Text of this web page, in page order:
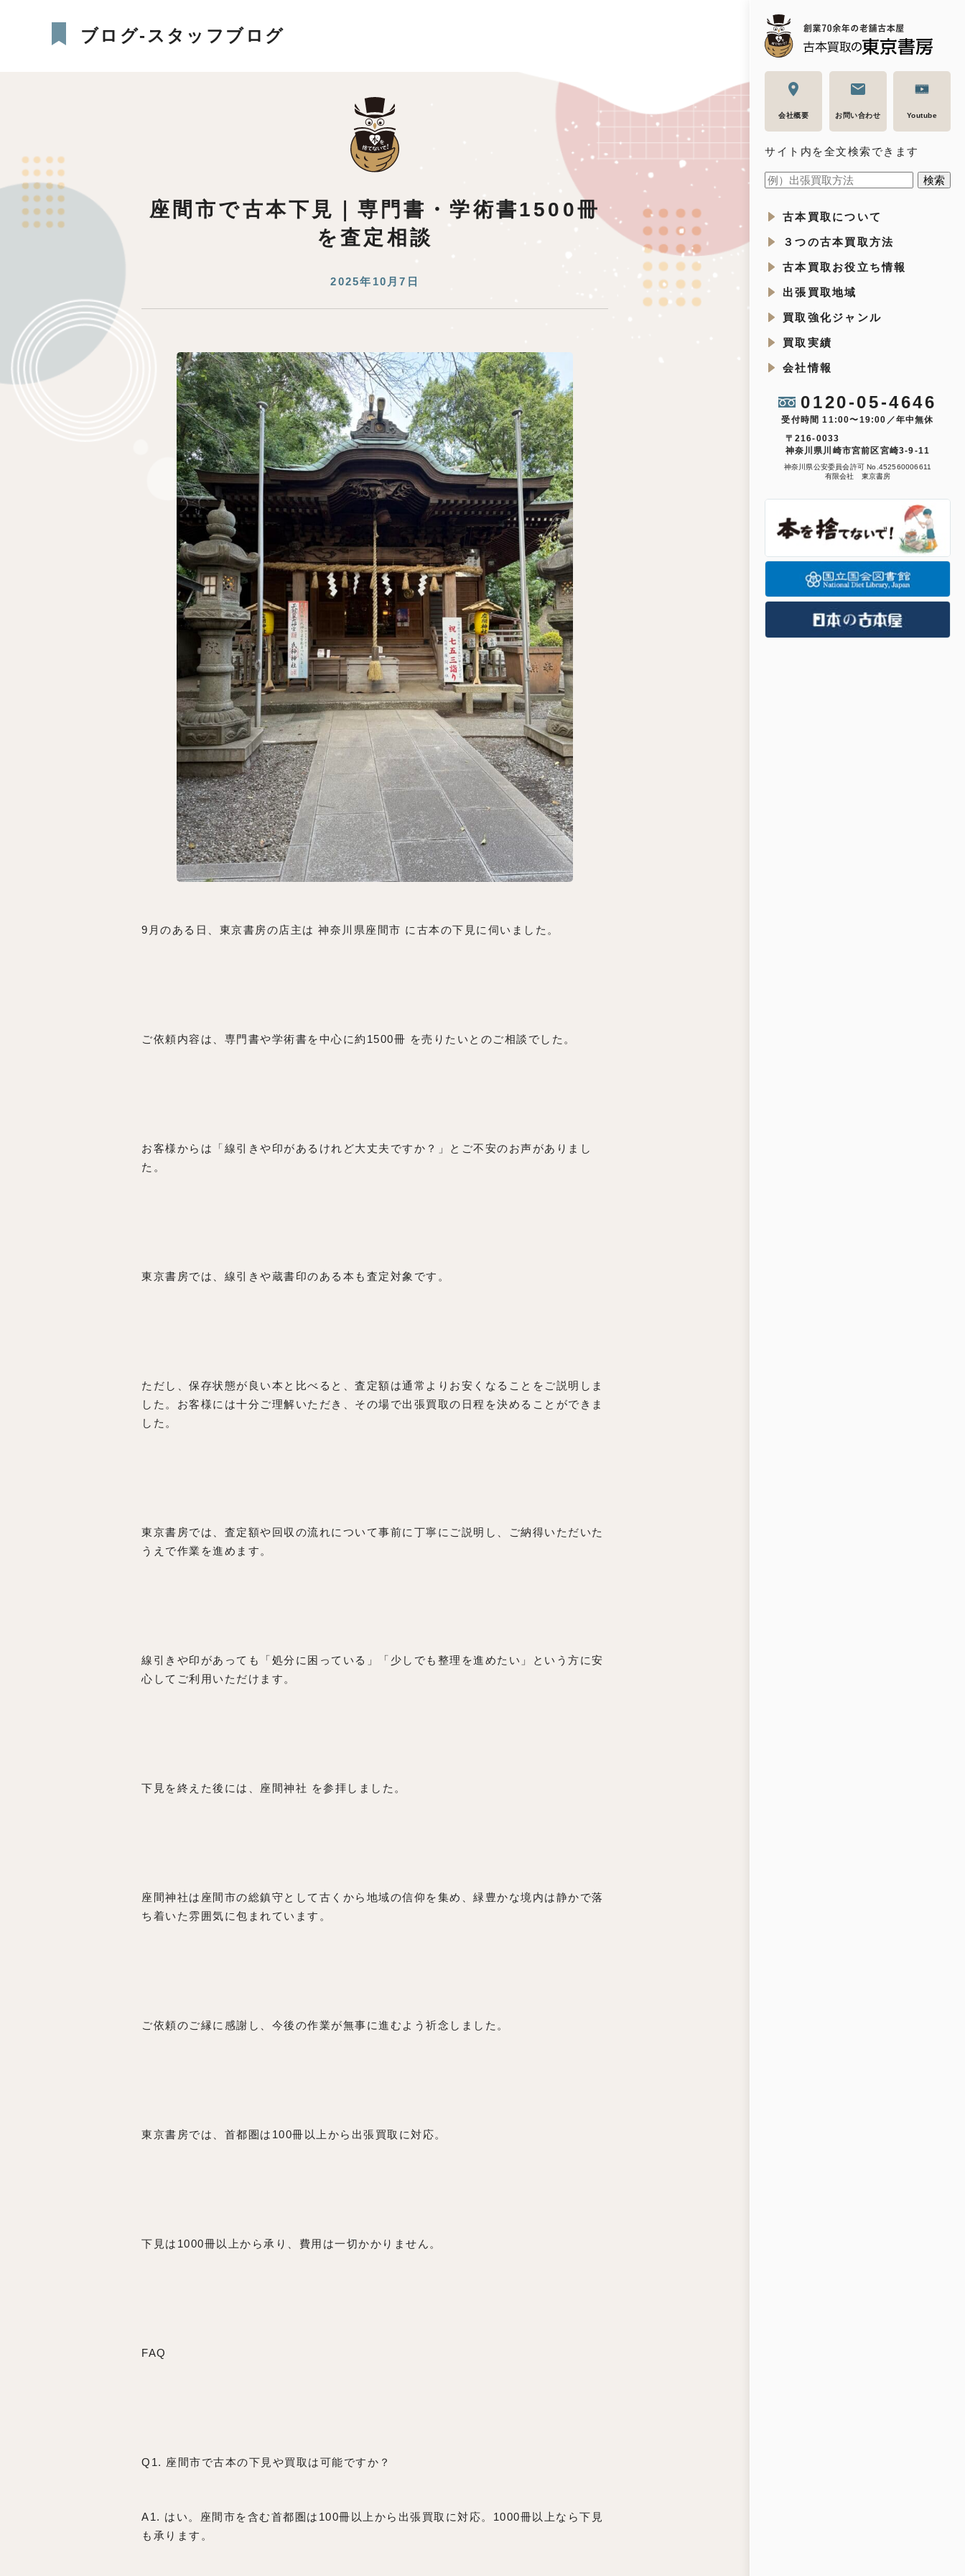
会社概要 お問い合わせ Youtube
サイト内を全文検索できます
古本買取について
３つの古本買取方法
古本買取お役立ち情報
出張買取地域
買取強化ジャンル
買取実績
会社情報
0120-05-4646
受付時間 11:00〜19:00／年中無休
〒216-0033
神奈川県川崎市宮前区宮崎3-9-11
神奈川県公安委員会許可 No.452560006611
有限会社 東京書房
ブログ-スタッフブログ
座間市で古本下見｜専門書・学術書1500冊
を査定相談
2025年10月7日
9月のある日、東京書房の店主は 神奈川県座間市 に古本の下見に伺いました。
ご依頼内容は、専門書や学術書を中心に約1500冊 を売りたいとのご相談でした。
お客様からは「線引きや印があるけれど大丈夫ですか？」とご不安のお声がありまし
た。
東京書房では、線引きや蔵書印のある本も査定対象です。
ただし、保存状態が良い本と比べると、査定額は通常よりお安くなることをご説明しま
した。お客様には十分ご理解いただき、その場で出張買取の日程を決めることができま
した。
東京書房では、査定額や回収の流れについて事前に丁寧にご説明し、ご納得いただいた
うえで作業を進めます。
線引きや印があっても「処分に困っている」「少しでも整理を進めたい」という方に安
心してご利用いただけます。
下見を終えた後には、座間神社 を参拝しました。
座間神社は座間市の総鎮守として古くから地域の信仰を集め、緑豊かな境内は静かで落
ち着いた雰囲気に包まれています。
ご依頼のご縁に感謝し、今後の作業が無事に進むよう祈念しました。
東京書房では、首都圏は100冊以上から出張買取に対応。
下見は1000冊以上から承り、費用は一切かかりません。
FAQ
Q1. 座間市で古本の下見や買取は可能ですか？
A1. はい。座間市を含む首都圏は100冊以上から出張買取に対応。1000冊以上なら下見
も承ります。